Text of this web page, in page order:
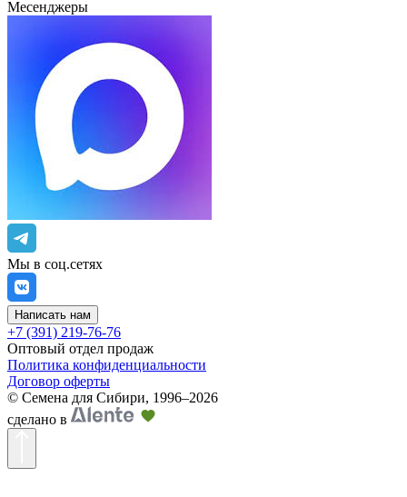
Месенджеры
Мы в соц.сетях
Написать нам
+7 (391) 219-76-76
Оптовый отдел продаж
Политика конфиденциальности
Договор оферты
© Семена для Сибири, 1996–2026
сделано в